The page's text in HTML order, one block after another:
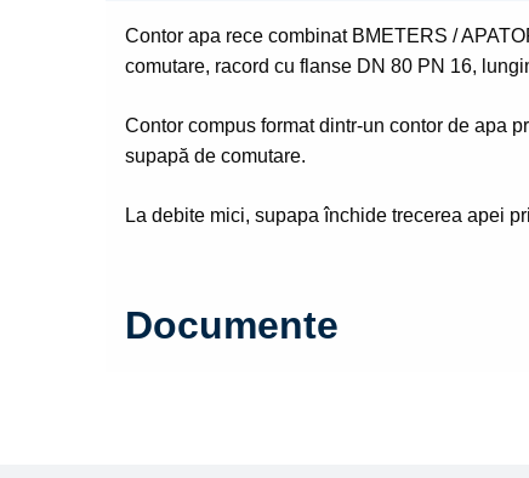
Contor apa rece combinat BMETERS /
comutare, racord cu flanse DN 80 PN 16,
Contor compus format dintr-un contor de apa
supapă de comutare.
La debite mici, supapa închide trecerea apei
Documente